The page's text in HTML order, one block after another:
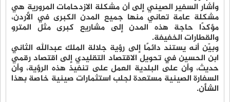
وأشار السفير الصيني إلى أن مشكلة الازدحامات المرورية هي
مشكلة عامة تعاني منها جميع المدن الكبرى في الأردن،
مؤكدًا حاجة هذه المدن إلى مشاريع كبرى مثل المترو
والقطارات الخفيفة.
وبيّن أنه يستند دائمًا إلى رؤية جلالة الملك عبدالله الثاني
ابن الحسين في تحويل الاقتصاد التقليدي إلى اقتصاد رقمي
حديث، وأن على البلدية العمل على تنفيذ هذه الرؤية، وأن
السفارة الصينية مستعدة لجلب استثمارات صينية خاصة بهذا
الشأن.